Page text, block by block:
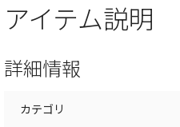
アイテム説明
詳細情報
カテゴリ